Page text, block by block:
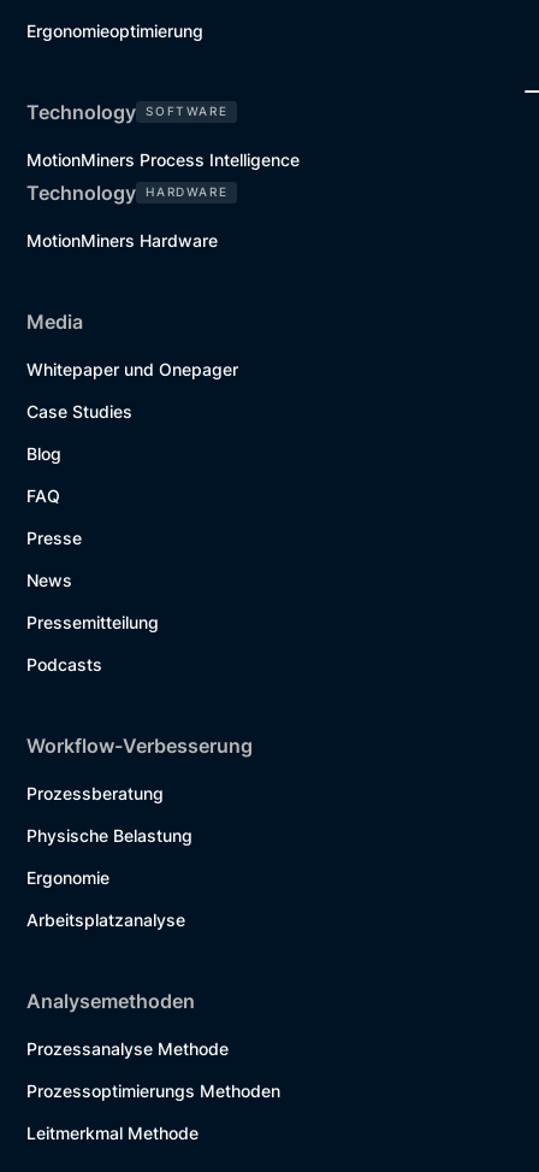
Ergonomieoptimierung
Technology SOFTWARE
MotionMiners Process Intelligence
Technology HARDWARE
MotionMiners Hardware
Media
Whitepaper und Onepager
Case Studies
Blog
FAQ
Presse
News
Pressemitteilung
Podcasts
Workflow-Verbesserung
Prozessberatung
Physische Belastung
Ergonomie
Arbeitsplatzanalyse
Analysemethoden
Prozessanalyse Methode
Prozessoptimierungs Methoden
Leitmerkmal Methode